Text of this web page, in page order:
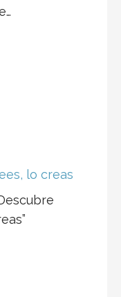
lo creas